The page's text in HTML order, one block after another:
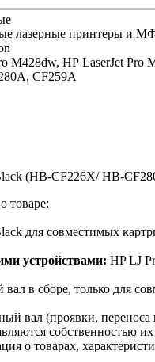
лазерные принтеры и
M428dw, HP LaserJet Pro
CF259A
(HB-CF226X/ HB-
товаре:
для совместимых
устройствами: HP LJ
в сборе, только для
вал (проявки, переноса
собственностью
о товарах,